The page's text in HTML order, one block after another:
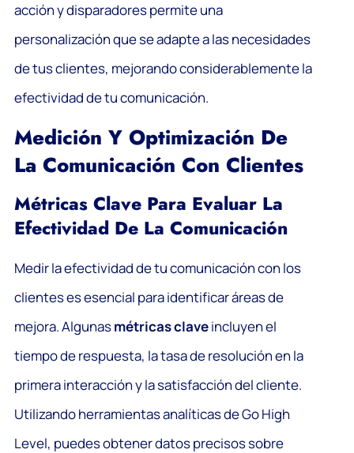
acción y disparadores permite una
personalización que se adapte a las necesidades
de tus clientes, mejorando considerablemente la
efectividad de tu comunicación.
Medición Y Optimización De
La Comunicación Con Clientes
Métricas Clave Para Evaluar La
Efectividad De La Comunicación
Medir la efectividad de tu comunicación con los
clientes es esencial para identificar áreas de
mejora. Algunasmétricas claveincluyen el
tiempo de respuesta, la tasa de resolución en la
primera interacción y la satisfacción del cliente.
Utilizando herramientas analíticas de Go High
Level, puedes obtener datos precisos sobre